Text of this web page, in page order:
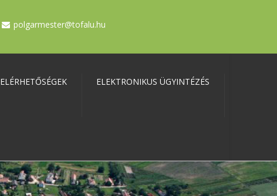
polgarmester@tofalu.hu
ELÉRHETŐSÉGEK ELEKTRONIKUS ÜGYINTÉZÉS